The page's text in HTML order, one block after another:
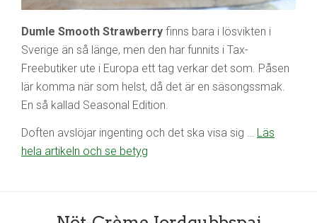
Dumle Smooth Strawberry finns bara i lösvikten i
Sverige än så länge, men den har funnits i Tax-
Freebutiker ute i Europa ett tag verkar det som. Påsen
lär komma när som helst, då det är en säsongssmak.
En så kallad Seasonal Edition.
Doften avslöjar ingenting och det ska visa sig … Läs
hela artikeln och se betyg